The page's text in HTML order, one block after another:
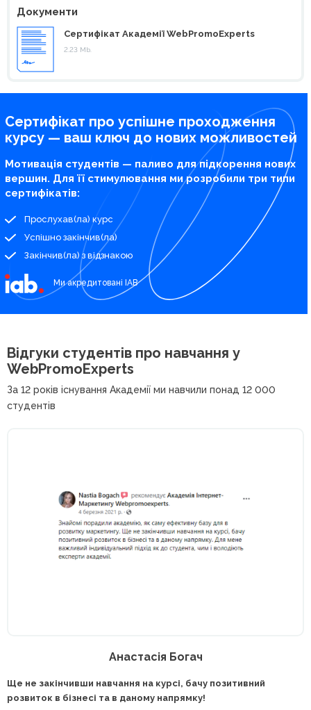
Документи
Сертифікат Академії WebPromoExperts
2.23 Mb.
Сертифікат про успішне проходження
курсу — ваш ключ до нових можливостей
Мотивація студентів — паливо для підкорення нових
вершин. Для її стимулювання ми розробили три типи
сертифікатів:
Прослухав(ла) курс
Успішно закінчив(ла)
Закінчив(ла) з відзнакою
Ми акредитовані IAB
Відгуки студентів про навчання у
WebPromoExperts
За 12 років існування Академії ми навчили понад 12 000
студентів
Анастасія Богач
Ще не закінчивши навчання на курсі, бачу позитивний
розвиток в бізнесі та в даному напрямку!